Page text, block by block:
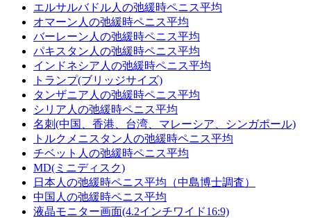
エルサルバドル人の弛緩時ペニス平均
オマーン人の弛緩時ペニス平均
バーレーン人の弛緩時ペニス平均
パキスタン人の弛緩時ペニス平均
インドネシア人の弛緩時ペニス平均
トランプ(ブリッジサイズ)
タンザニア人の弛緩時ペニス平均
シリア人の弛緩時ペニス平均
名刺(中国、香港、台湾、マレーシア、シンガポール)
トルクメニスタン人の弛緩時ペニス平均
チベット人の弛緩時ペニス平均
MD(ミニディスク)
日本人の弛緩時ペニス平均（中島博士調査）
中国人の弛緩時ペニス平均
液晶モニター画面(4.2インチワイド16:9)